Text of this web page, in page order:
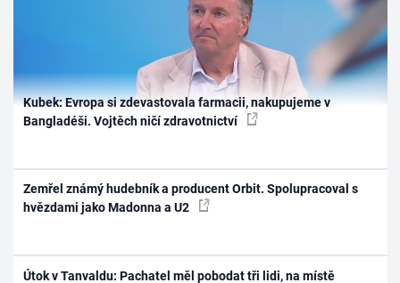
Kubek: Evropa si zdevastovala farmacii, nakupujeme v
Bangladéši. Vojtěch ničí zdravotnictví
Zemřel známý hudebník a producent Orbit. Spolupracoval s
hvězdami jako Madonna a U2
Útok v Tanvaldu: Pachatel měl pobodat tři lidi, na místě